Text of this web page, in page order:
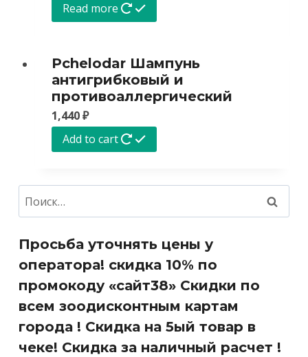
Read more
Pchelodar Шампунь
антигрибковый и
противоаллергический
1,440₽
Add to cart
Найти:
Просьба уточнять цены у
оператора! скидка 10% по
промокоду «сайт38» Скидки по
всем зоодисконтным картам
города ! Скидка на 5ый товар в
чеке! Скидка за наличный расчет !